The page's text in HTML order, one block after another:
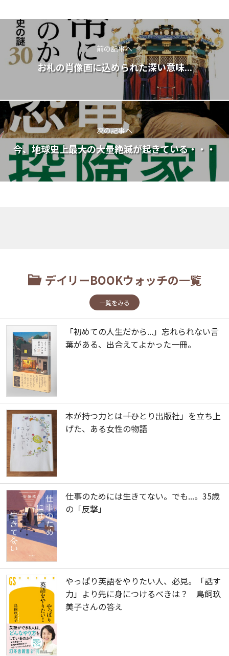
前の記事へ
お札の肖像画に込められた深い意味...
次の記事へ
今、地球史上最大の大量絶滅が起きている・・・
デイリーBOOKウォッチの一覧
一覧をみる
「初めての人生だから...」忘れられない言
葉がある、出合えてよかった一冊。
本が持つ力とは――「ひとり出版社」を立ち上
げた、ある女性の物語
仕事のためには生きてない。でも...。35歳
の「反撃」
やっぱり英語をやりたい人、必見。「話す
力」より先に身につけるべきは？ 鳥飼玖
美子さんの答え